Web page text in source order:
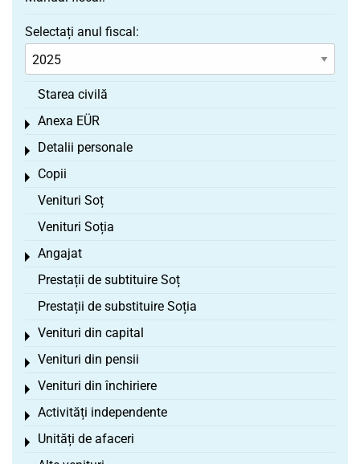
Selectați anul fiscal:
Starea civilă
Anexa EÜR
Toggle menu
Detalii personale
Toggle menu
Copii
Toggle menu
Venituri Soț
Venituri Soția
Angajat
Toggle menu
Prestații de subtituire Soț
Prestații de substituire Soția
Venituri din capital
Toggle menu
Venituri din pensii
Toggle menu
Venituri din închiriere
Toggle menu
Activități independente
Toggle menu
Unități de afaceri
Toggle menu